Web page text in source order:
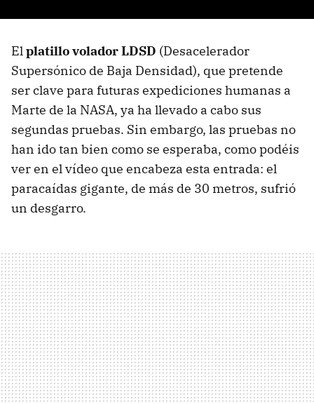
Elplatillo volador LDSD (Desacelerador
Supersónico de Baja Densidad), que pretende
ser clave para futuras expediciones humanas a
Marte de la NASA, ya ha llevado a cabo sus
segundas pruebas. Sin embargo, las pruebas no
han ido tan bien como se esperaba, como podéis
ver en el vídeo que encabeza esta entrada: el
paracaídas gigante, de más de 30 metros, sufrió
un desgarro.